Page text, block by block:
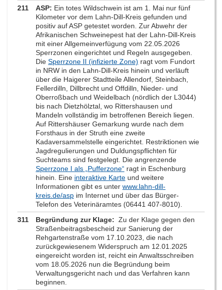
211
ASP: Ein totes Wildschwein ist am 1. Mai nur fünf
Kilometer vor dem Lahn-Dill-Kreis gefunden und
positiv auf ASP getestet worden. Zur Abwehr der
Afrikanischen Schweinepest hat der Lahn-Dill-Kreis
mit einer Allgemeinverfügung vom 22.05.2026
Sperrzonen eingerichtet und Regeln ausgegeben.
Die Sperrzone II (infizierte Zone) ragt vom Fundort
in NRW in den Lahn-Dill-Kreis hinein und verläuft
über die Haigerer Stadtteile Allendorf, Steinbach,
Fellerdilln, Dillbrecht und Offdilln, Nieder- und
Oberroßbach und Weidelbach (nördlich der L3044)
bis nach Dietzhölztal, wo Rittershausen und
Mandeln vollständig im betroffenen Bereich liegen.
Auf Rittershäuser Gemarkung wurde nach dem
Forsthaus in der Struth eine zweite
Kadaversammelstelle eingerichtet. Restriktionen wie
Jagdregulierungen und Duldungspflichten für
Suchteams sind festgelegt. Die angrenzende
Sperrzone I als „Pufferzone“ ragt in Eschenburg
hinein. Eine interaktive Karte und weitere
Informationen gibt es unter www.lahn-dill-
kreis.de/asp im Internet und über das Bürger-
Telefon des Veterinäramtes (06441 407-8010).
311
Begründung zur Klage: Zu der Klage gegen den
Straßenbeitragsbescheid zur Sanierung der
Rehgartenstraße vom 17.10.2023, die nach
zurückgewiesenem Widerspruch am 12.01.2025
eingereicht worden ist, reicht ein Anwaltsschreiben
vom 18.05.2026 nun die Begründung beim
Verwaltungsgericht nach und das Verfahren kann
beginnen.